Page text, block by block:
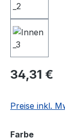
Regulärer
34,31 €
Preise inkl.
Farbe